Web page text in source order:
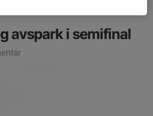
avspark i semifinal